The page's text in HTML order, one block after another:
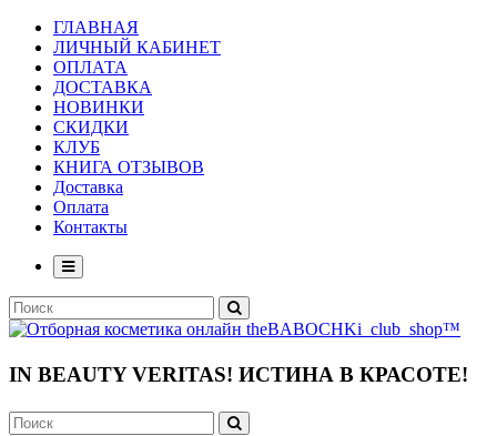
ГЛАВНАЯ
ЛИЧНЫЙ КАБИНЕТ
ОПЛАТА
ДОСТАВКА
НОВИНКИ
СКИДКИ
КЛУБ
КНИГА ОТЗЫВОВ
Доставка
Оплата
Контакты
IN BEAUTY VERITAS! ИСТИНА В КРАСОТЕ!